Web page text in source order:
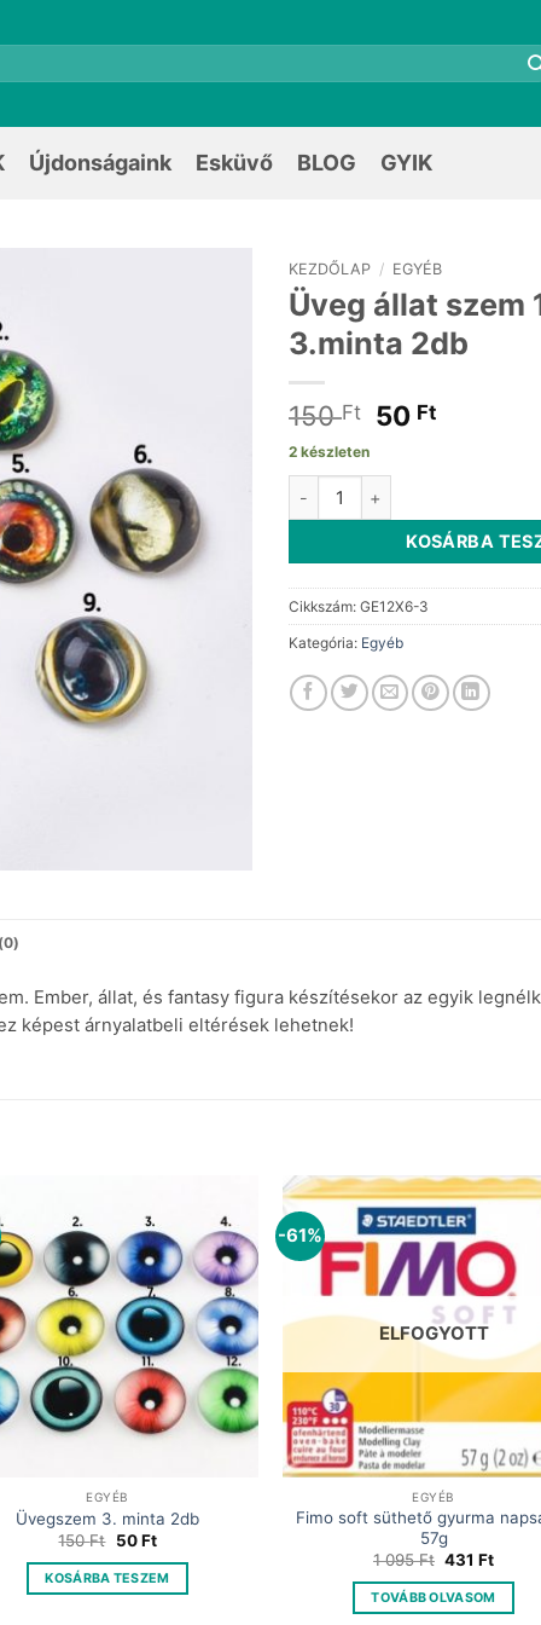
Újdonságaink Esküvő BLOG GYIK
KEZDŐLAP / EGYÉB
Üveg állat szem
3.minta 2db
150Ft
Original
was:
150 Ft.
50 FtCurrent
2 készleten
KOSÁRBA
Cikkszám: GE12X6-3
Kategória: Egyéb
Ember, állat, és fantasy figura készítésekor az egyik
képest árnyalatbeli eltérések lehetnek!
EGYÉB
Üvegszem 3. minta 2db
150Ft Original
was:
150 Ft.
50FtCurrent
is:
50 Ft.
KOSÁRBA TESZEM
-61%
ELFOGYOTT
EGYÉB
Fimo soft süthető gyurma
57g
1 095Ft Original
was:
1
431 Ft
is:
431
TOVÁBB OLVASOM